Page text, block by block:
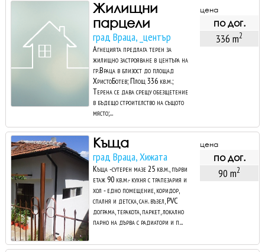
Жилищни
парцели
град Враца, _център
Агнецията предлага терен за
жилищно застрояване в центъра на
гр.Враца в близост до площад
ХристоБотев; Площ 336 кв.м.;
Терена се дава срещу обезщетение
в бъдещо строителство на същото
място;...
цена
по дог.
336 m2
Къща
град Враца, Хижата
Къща -сутерен мазе 25 кв.м., първи
етаж 90 кв.м.- кухня с трапезария и
хол - едно помещение, коридор,
спалня и детска, сан. възел, PVC
дограма, теракота, паркет, локално
парно на дърва с радиатори и п...
цена
по дог.
90 m2